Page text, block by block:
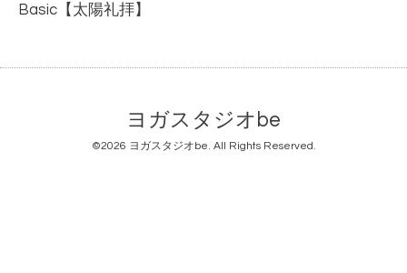
Basic【太陽礼拝】
ヨガスタジオbe
©2026 ヨガスタジオbe. All Rights Reserved.